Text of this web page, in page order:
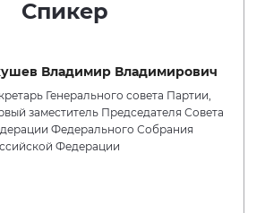
Спикер
Владимир Владимирович
Генерального совета Партии,
заместитель Председателя Совета
Федерального Собрания
Федерации